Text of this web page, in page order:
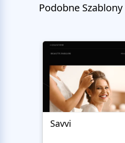
Podobne Szablony
Savvi